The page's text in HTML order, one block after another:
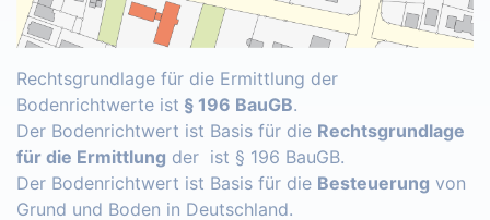
Rechtsgrundlage für die Ermittlung der
Bodenrichtwerte ist § 196 BauGB.
Der Bodenrichtwert ist Basis für die Rechtsgrundlage
für die Ermittlung der ist § 196 BauGB.
Der Bodenrichtwert ist Basis für die Besteuerung von
Grund und Boden in Deutschland.